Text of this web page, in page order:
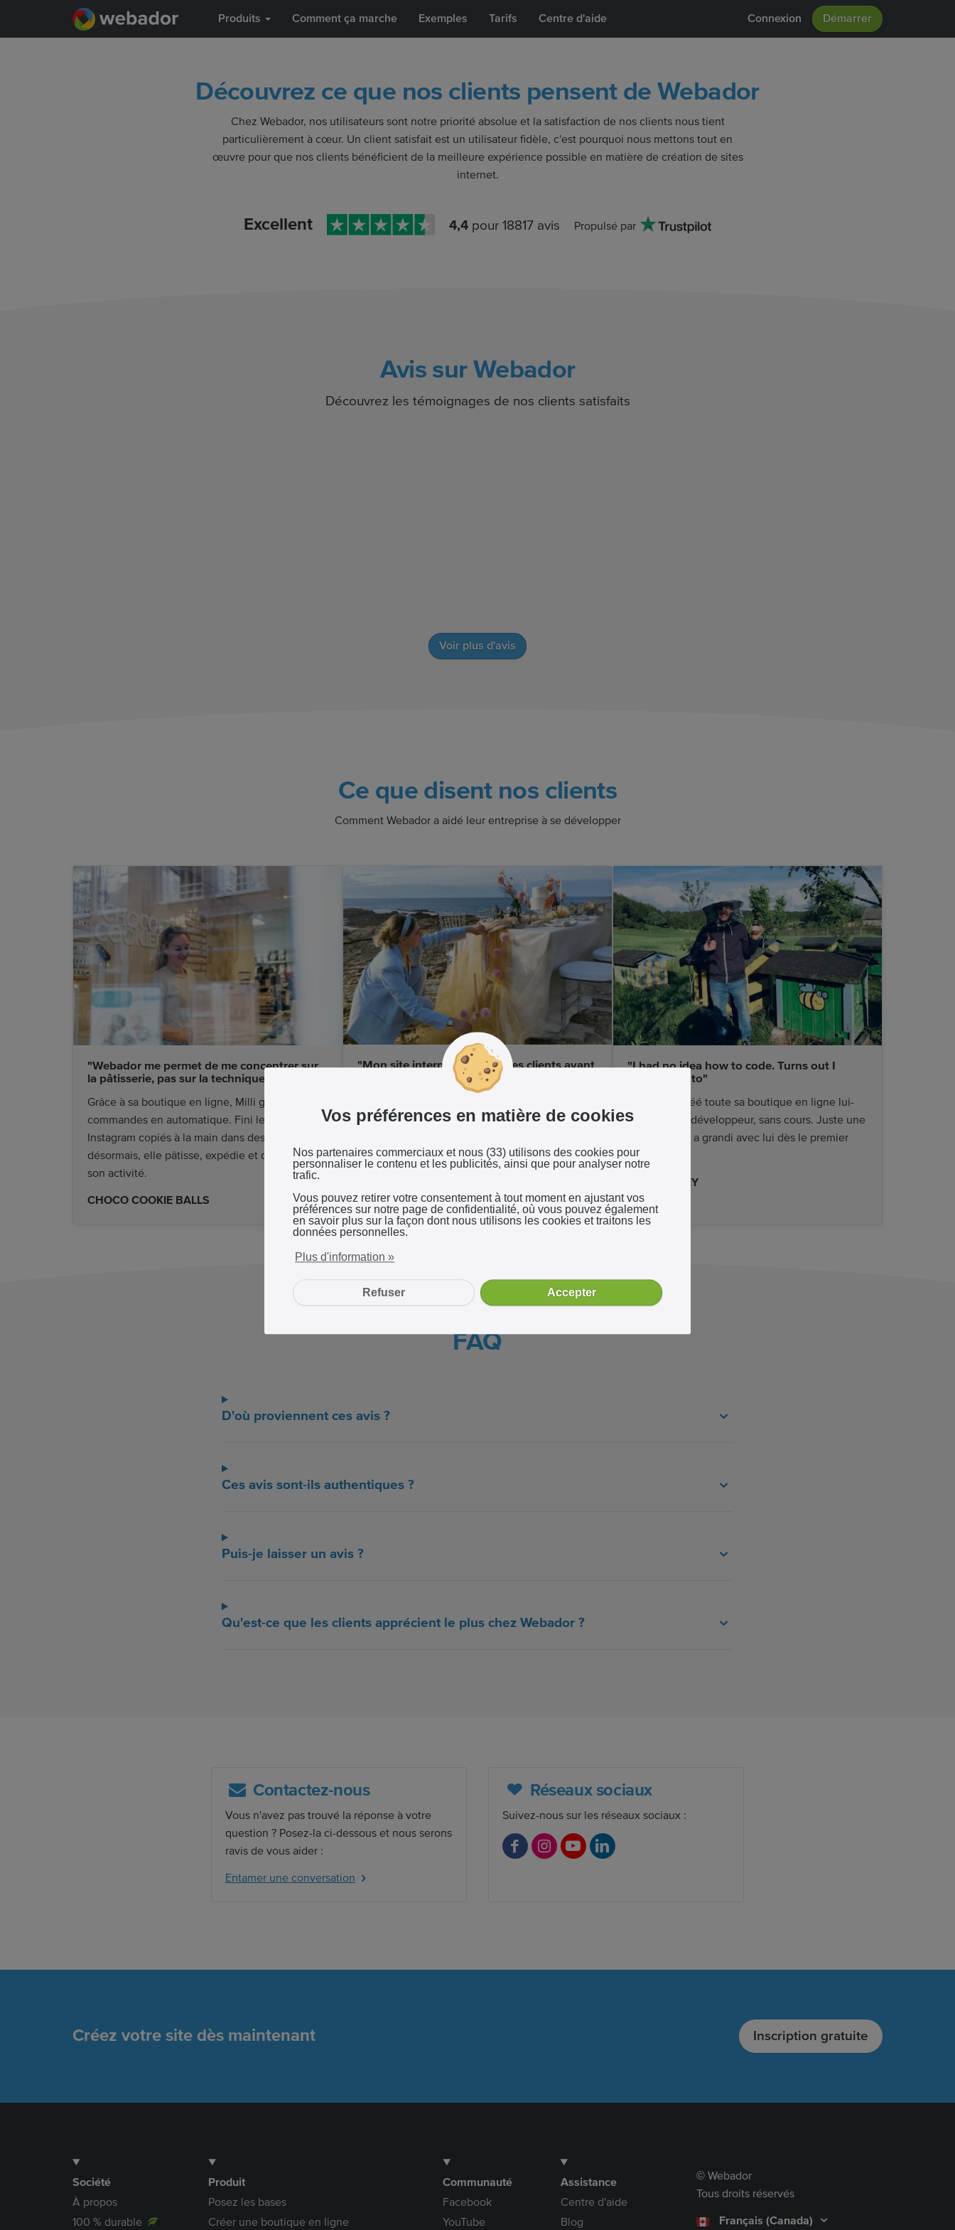
Produits Comment ça marche Exemples Tarifs Centre d'aide Connexion Démarrer
Découvrez ce que nos clients pensent de Webador
Chez Webador, nos utilisateurs sont notre priorité absolue et la satisfaction de nos clients nous tient
particulièrement à cœur. Un client satisfait est un utilisateur fidèle, c'est pourquoi nous mettons tout en
œuvre pour que nos clients bénéficient de la meilleure expérience possible en matière de création de sites
internet.
Excellent 4,4pour 18817avis Propulsé par
Avis sur Webador
Découvrez les témoignages de nos clients satisfaits
Voir plus d'avis
Ce que disent nos clients
Comment Webador a aidé leur entreprise à se développer
"Webador me permet de me concentrer sur
la pâtisserie, pas sur la technique"
Grâce à sa boutique en ligne, Milli gère ses
commandes en automatique. Fini les DMs
Instagram copiés à la main dans des tableurs :
désormais, elle pâtisse, expédie et développe
son activité.
CHOCO COOKIE BALLS
"Mon site internet convainc les clients avant
même que je les appelle"
portfolio de Natalia et réservent en toute
ne peut pas créer en personne.
"I had no idea how to code. Turns out I
didn't need to"
Stephan a créé toute sa boutique en ligne lui-
même. Sans développeur, sans cours. Juste une
boutique qui a grandi avec lui dès le premier
jour.
PURE HONEY
FAQ
D'où proviennent ces avis ?
Ces avis sont-ils authentiques ?
Puis-je laisser un avis ?
Qu'est-ce que les clients apprécient le plus chez Webador ?
Contactez-nous
Vous n'avez pas trouvé la réponse à votre
question ? Posez-la ci-dessous et nous serons
ravis de vous aider :
Entamer une conversation
Réseaux sociaux
Suivez-nous sur les réseaux sociaux :
F
o
I
g
Y
b
L
d
Créez votre site dès maintenant Inscription gratuite
Société
À propos
100 % durable
Produit
Posez les bases
Créer une boutique en ligne
Communauté
Facebook
YouTube
Assistance
Centre d'aide
Blog
© Webador
Tous droits réservés
Français (Canada)
Vos préférences en matière de cookies
Nos partenaires commerciaux et nous (33) utilisons des cookies pour
personnaliser le contenu et les publicités, ainsi que pour analyser notre
trafic.
Vous pouvez retirer votre consentement à tout moment en ajustant vos
préférences sur notre page de confidentialité, où vous pouvez également
en savoir plus sur la façon dont nous utilisons les cookies et traitons les
données personnelles.
Plus d'information »
Refuser Accepter